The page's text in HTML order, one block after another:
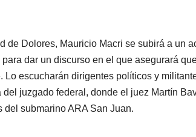
de Dolores, Mauricio Macri se subirá a un
dar un discurso en el que asegurará
escucharán dirigentes políticos y
juzgado federal, donde el juez Martín
submarino ARA San Juan.